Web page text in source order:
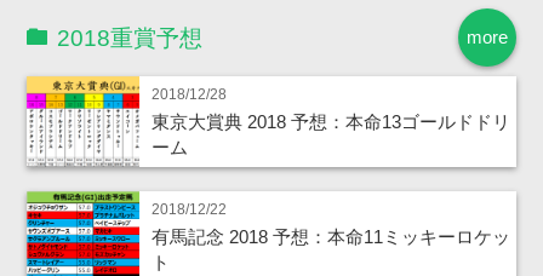
more
2018重賞予想
2018/12/28
東京大賞典 2018 予想：本命13ゴールドドリ
ーム
2018/12/22
有馬記念 2018 予想：本命11ミッキーロケッ
ト